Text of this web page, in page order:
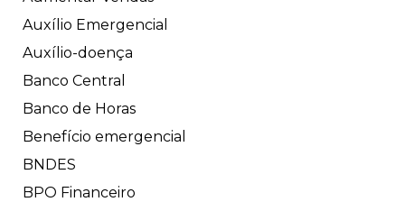
Auxílio Emergencial
Auxílio-doença
Banco Central
Banco de Horas
Benefício emergencial
BNDES
BPO Financeiro